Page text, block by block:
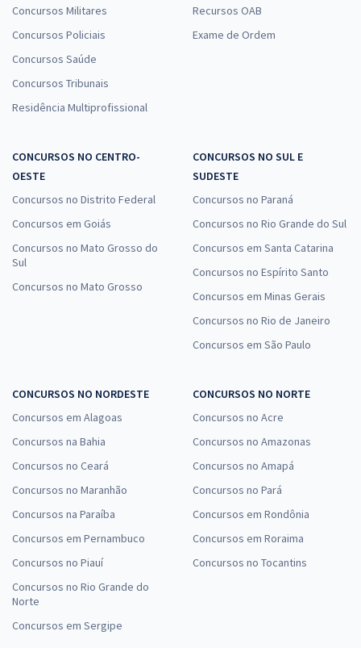
Concursos Militares
Concursos Policiais
Concursos Saúde
Concursos Tribunais
Residência Multiprofissional
Recursos OAB
Exame de Ordem
CONCURSOS NO CENTRO-
OESTE
Concursos no Distrito Federal
Concursos em Goiás
Concursos no Mato Grosso do
Sul
Concursos no Mato Grosso
CONCURSOS NO SUL E
SUDESTE
Concursos no Paraná
Concursos no Rio Grande do Sul
Concursos em Santa Catarina
Concursos no Espírito Santo
Concursos em Minas Gerais
Concursos no Rio de Janeiro
Concursos em São Paulo
CONCURSOS NO NORDESTE
Concursos em Alagoas
Concursos na Bahia
Concursos no Ceará
Concursos no Maranhão
Concursos na Paraíba
Concursos em Pernambuco
Concursos no Piauí
Concursos no Rio Grande do
Norte
Concursos em Sergipe
CONCURSOS NO NORTE
Concursos no Acre
Concursos no Amazonas
Concursos no Amapá
Concursos no Pará
Concursos em Rondônia
Concursos em Roraima
Concursos no Tocantins